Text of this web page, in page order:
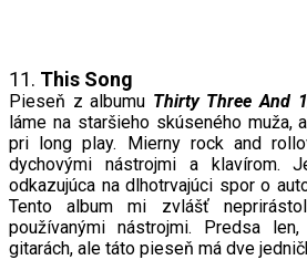
11. This Song
Pieseň z albumu Thirty ThreeAnd
láme na staršieho skúseného muža,
pri long play. Mierny rock and
dychovými nástrojmi a klavírom.
odkazujúca na dlhotrvajúci spor o
Tento album mi zvlášť
používanými nástrojmi. Predsa len,
gitarách, ale táto pieseň má dve